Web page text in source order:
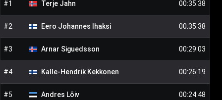
#1 Terje Jahn 00:35:38
#2 Eero Johannes Ihaksi 00:35:38
#3 Arnar Siguedsson 00:29:03
#4 Kalle-Hendrik Kekkonen 00:26:19
#5 Andres Lõiv 00:24:48